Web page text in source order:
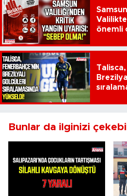
önemli
Bunlar da ilginizi